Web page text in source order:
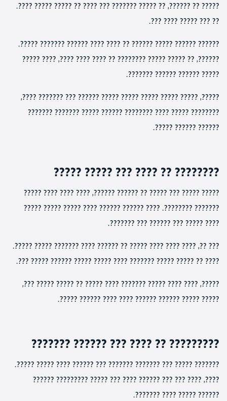
????? ?? ??????, ?? ????? ??????? ??? ???? ?? ????? ????? ????.
?? ??? ????? ???? ???.
?????? ?????? ????? ?????? ?? ???? ???? ?????? ??????? ?????.
??????, ?? ????? ????? ???????? ?? ???? ???? ????, ???? ?????
????? ?????? ?????? ???????.
?????, ????? ????? ????? ????? ????? ?????? ??? ??????? ????,
???????? ????? ???? ???????? ?????? ????? ??????? ???????
?????? ?????? ?????.
???????? ?? ???? ??? ????? ?????
????? ????? ??? ????? ?? ?????? ??????, ???? ???? ???? ?????
??????? ????????. ???? ?????? ?????? ???? ????? ????? ?????
???? ????? ??? ?????? ??? ???????.
??? ??, ???? ???? ???? ????? ?? ?????? ???? ??????? ????? ?????.
???? ?? ????? ????? ??????? ???? ????? ????? ?????? ????? ???.
?????, ???? ???? ????? ??????? ???? ????? ?? ????? ????? ???,
????? ????? ?????? ?????? ???? ???? ?????? ?????.
????????? ?? ???? ??? ?????? ???????
??????? ????? ??? ??????? ??????? ??? ?????? ???? ????? ?????.
????, ???? ??? ??? ?????? ???? ??? ????? ????????? ??????
?????? ????? ???? ???????.